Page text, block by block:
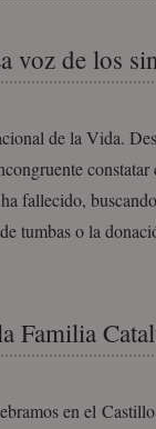
voz de los
de la Vida.
fallecido,
tumbas o la
Familia
en el